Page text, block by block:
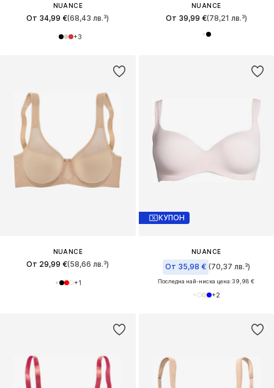
NUANCE
От 34,99 €(68,43 лв.³)
+3
NUANCE
От 39,99 €(78,21 лв.³)
NUANCE
От 29,99 €(58,66 лв.³)
+1
КУПОН
NUANCE
От 35,98 € (70,37 лв.³)
Последна най-ниска цена:39,98 €
+2